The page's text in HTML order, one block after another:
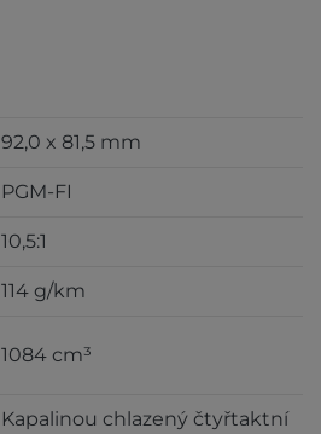
92,0 x 81,5 mm
PGM-FI
10,5:1
114 g/km
1084 cm³
Kapalinou chlazený čtyřtaktní